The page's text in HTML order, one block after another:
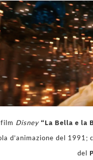
Disney“La Bella e la
d’animazione del 1991;
del